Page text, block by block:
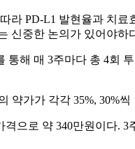
PD-L1 발현율과 치
신중한 논의가 있어야하
해 매 3주마다 총 4회
약가가 각각 35%, 30%
으로 약 340만원이다.